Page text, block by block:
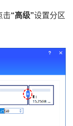
击“高级”设置分区